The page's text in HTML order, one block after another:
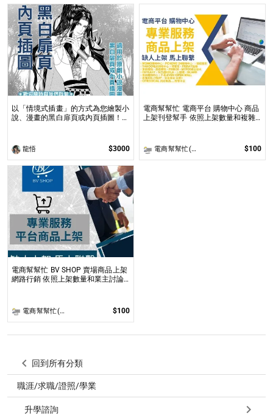
以「情境式插畫」的方式為您繪製小
說、漫畫的黑白扉頁或內頁插圖！
畫黑白扉頁或內頁插圖！
龍悟 $3000
電商幫幫忙 電商平台 購物中心 商品
上架刊登幫手 依照上架數量和複雜
電商幫幫忙(電商平台代營運/電商上架/運營策略/網路行銷) $100
電商幫幫忙 BV SHOP 賣場商品上架
網路行銷 依照上架數量和業主討論
電商幫幫忙(電商平台代營運/電商上架/運營策略/網路行銷) $100
回到所有分類
職涯/求職/證照/學業
升學諮詢